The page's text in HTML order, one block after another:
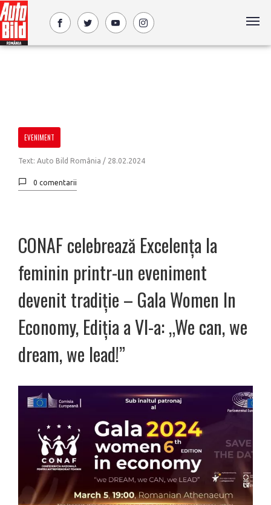
EVENIMENT
Text: Auto Bild România / 28.02.2024
0 comentarii
CONAF celebrează Excelența la
feminin printr-un eveniment
devenit tradiție – Gala Women In
Economy, Ediția a VI-a: „We can, we
dream, we lead!”